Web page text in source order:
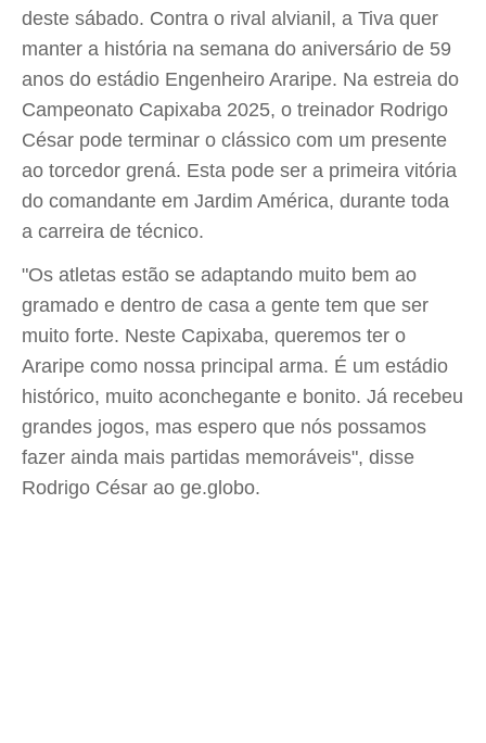
deste sábado. Contra o rival alvianil, a Tiva quer
manter a história na semana do aniversário de 59
anos do estádio Engenheiro Araripe. Na estreia do
Campeonato Capixaba 2025, o treinador Rodrigo
César pode terminar o clássico com um presente
ao torcedor grená. Esta pode ser a primeira vitória
do comandante em Jardim América, durante toda
a carreira de técnico.
"Os atletas estão se adaptando muito bem ao
gramado e dentro de casa a gente tem que ser
muito forte. Neste Capixaba, queremos ter o
Araripe como nossa principal arma. É um estádio
histórico, muito aconchegante e bonito. Já recebeu
grandes jogos, mas espero que nós possamos
fazer ainda mais partidas memoráveis", disse
Rodrigo César ao ge.globo.